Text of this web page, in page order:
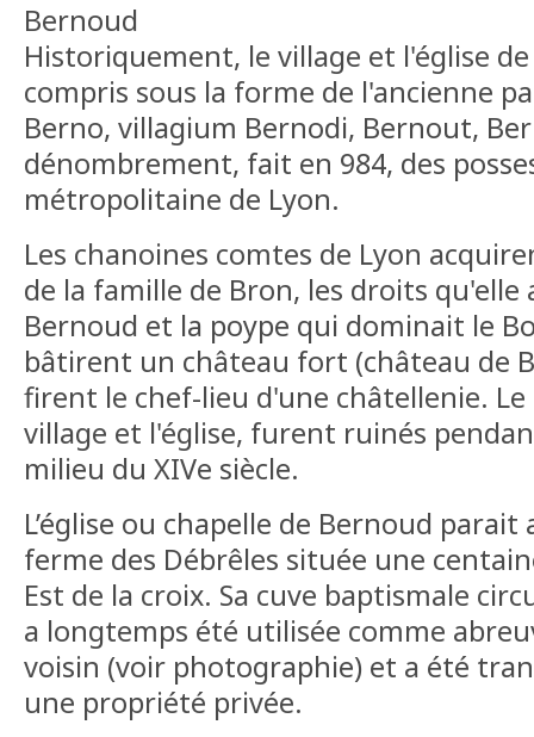
Bernoud
Historiquement, le village et l'église
compris sous la forme de l'ancienne
Berno, villagium Bernodi, Bernout,
dénombrement, fait en 984, des
métropolitaine de Lyon.
Les chanoines comtes de Lyon
de la famille de Bron, les droits
Bernoud et la poype qui dominait le
bâtirent un château fort (château de
firent le chef-lieu d'une châtellenie.
village et l'église, furent ruinés
milieu du XIVe siècle.
L’église ou chapelle de Bernoud
ferme des Débrêles située une
Est de la croix. Sa cuve baptismale
a longtemps été utilisée comme
voisin (voir photographie) et a été
une propriété privée.